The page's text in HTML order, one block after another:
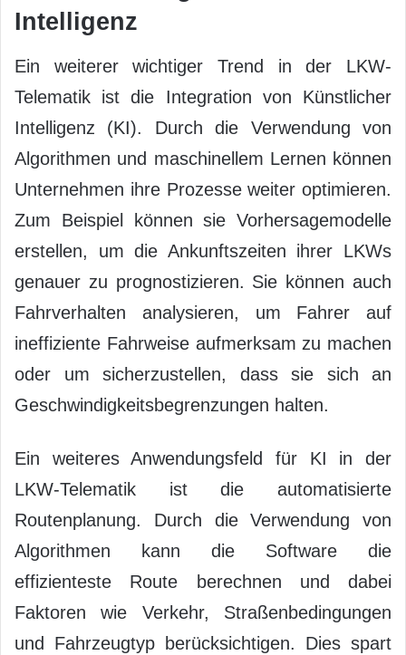
Intelligenz
Ein weiterer wichtiger Trend in der LKW-
Telematik ist die Integration von Künstlicher
Intelligenz (KI). Durch die Verwendung von
Algorithmen und maschinellem Lernen können
Unternehmen ihre Prozesse weiter optimieren.
Zum Beispiel können sie Vorhersagemodelle
erstellen, um die Ankunftszeiten ihrer LKWs
genauer zu prognostizieren. Sie können auch
Fahrverhalten analysieren, um Fahrer auf
ineffiziente Fahrweise aufmerksam zu machen
oder um sicherzustellen, dass sie sich an
Geschwindigkeitsbegrenzungen halten.
Ein weiteres Anwendungsfeld für KI in der
LKW-Telematik ist die automatisierte
Routenplanung. Durch die Verwendung von
Algorithmen kann die Software die
effizienteste Route berechnen und dabei
Faktoren wie Verkehr, Straßenbedingungen
und Fahrzeugtyp berücksichtigen. Dies spart